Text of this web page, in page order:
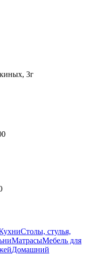
3г
Столы, стулья,
МатрасыМебель для
Домашний